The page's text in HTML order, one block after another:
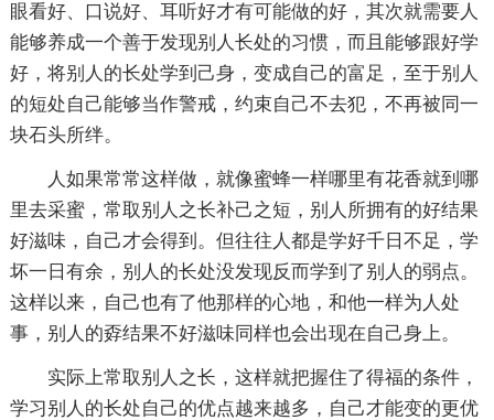
眼看好、口说好、耳听好才有可能做的好，其次就需要人
能够养成一个善于发现别人长处的习惯，而且能够跟好学
好，将别人的长处学到己身，变成自己的富足，至于别人
的短处自己能够当作警戒，约束自己不去犯，不再被同一
块石头所绊。
人如果常常这样做，就像蜜蜂一样哪里有花香就到哪
里去采蜜，常取别人之长补己之短，别人所拥有的好结果
好滋味，自己才会得到。但往往人都是学好千日不足，学
坏一日有余，别人的长处没发现反而学到了别人的弱点。
这样以来，自己也有了他那样的心地，和他一样为人处
事，别人的孬结果不好滋味同样也会出现在自己身上。
实际上常取别人之长，这样就把握住了得福的条件，
学习别人的长处自己的优点越来越多，自己才能变的更优